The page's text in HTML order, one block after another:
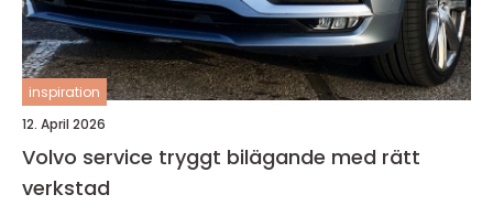
inspiration
12. April 2026
Volvo service tryggt bilägande med rätt
verkstad